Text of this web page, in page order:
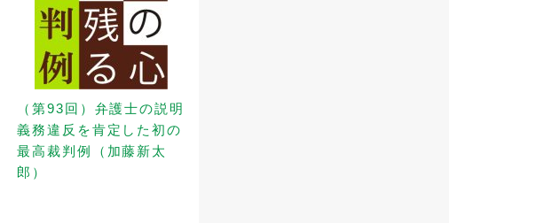
（第93回）弁護士の説明
義務違反を肯定した初の
最高裁判例（加藤新太
郎）